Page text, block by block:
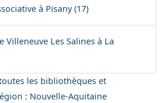
à Pisany (17)
Villeneuve Les Salines à La
les bibliothèques et
: Nouvelle-Aquitaine